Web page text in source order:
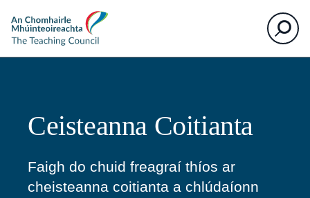
The
Teaching
Council
Cuardaigh
Ceisteanna Coitianta
Faigh do chuid freagraí thíos ar
cheisteanna coitianta a chlúdaíonn